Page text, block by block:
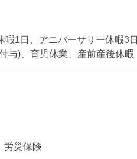
1日、アニバーサリー休暇3日
与)、育児休業、産前産後休暇
労災保険